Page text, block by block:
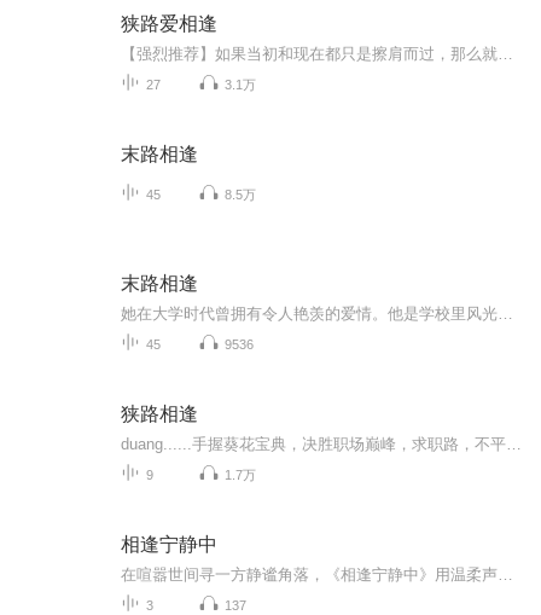
狭路爱相逢
27 3.1万
末路相逢
45 8.5万
末路相逢
45 9536
狭路相逢
9 1.7万
相逢宁静中
3 137